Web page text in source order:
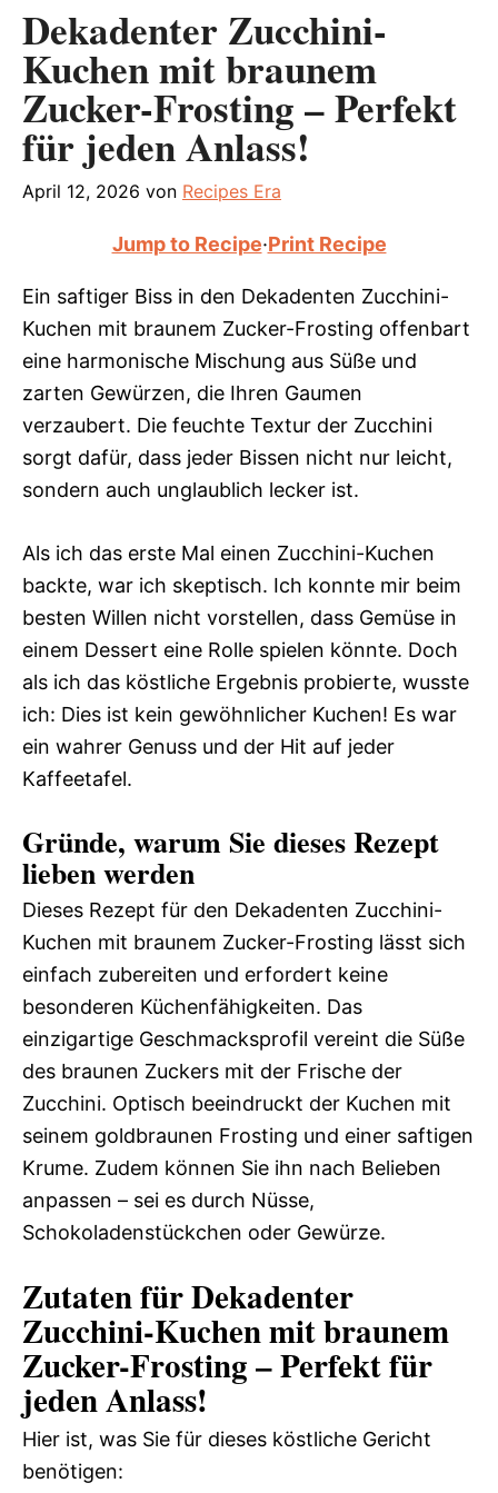
Dekadenter Zucchini-
Kuchen mit braunem
Zucker-Frosting – Perfekt
für jeden Anlass!
April 12, 2026 von Recipes Era
Jump to Recipe·Print Recipe
Ein saftiger Biss in den Dekadenten Zucchini-
Kuchen mit braunem Zucker-Frosting offenbart
eine harmonische Mischung aus Süße und
zarten Gewürzen, die Ihren Gaumen
verzaubert. Die feuchte Textur der Zucchini
sorgt dafür, dass jeder Bissen nicht nur leicht,
sondern auch unglaublich lecker ist.
Als ich das erste Mal einen Zucchini-Kuchen
backte, war ich skeptisch. Ich konnte mir beim
besten Willen nicht vorstellen, dass Gemüse in
einem Dessert eine Rolle spielen könnte. Doch
als ich das köstliche Ergebnis probierte, wusste
ich: Dies ist kein gewöhnlicher Kuchen! Es war
ein wahrer Genuss und der Hit auf jeder
Kaffeetafel.
Gründe, warum Sie dieses Rezept
lieben werden
Dieses Rezept für den Dekadenten Zucchini-
Kuchen mit braunem Zucker-Frosting lässt sich
einfach zubereiten und erfordert keine
besonderen Küchenfähigkeiten. Das
einzigartige Geschmacksprofil vereint die Süße
des braunen Zuckers mit der Frische der
Zucchini. Optisch beeindruckt der Kuchen mit
seinem goldbraunen Frosting und einer saftigen
Krume. Zudem können Sie ihn nach Belieben
anpassen – sei es durch Nüsse,
Schokoladenstückchen oder Gewürze.
Zutaten für Dekadenter
Zucchini-Kuchen mit braunem
Zucker-Frosting – Perfekt für
jeden Anlass!
Hier ist, was Sie für dieses köstliche Gericht
benötigen: